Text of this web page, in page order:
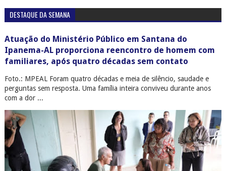
DESTAQUE DA SEMANA
Atuação do Ministério Público em Santana do
Ipanema-AL proporciona reencontro de homem com
familiares, após quatro décadas sem contato
Foto.: MPEAL Foram quatro décadas e meia de silêncio, saudade e
perguntas sem resposta. Uma família inteira conviveu durante anos
com a dor ...